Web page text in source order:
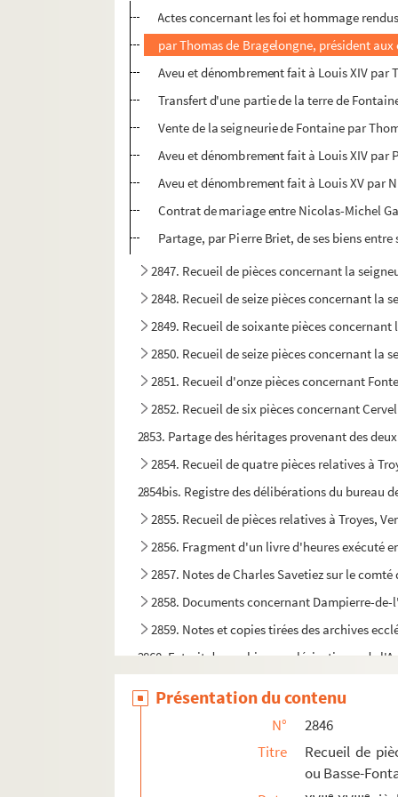
Actes concernant les foi et hommage
par Thomas de Bragelongne, président
Aveu et dénombrement fait à Louis XIV
Transfert d'une partie de la terre de
Vente de la seigneurie de Fontaine par
Aveu et dénombrement fait à Louis XIV
Aveu et dénombrement fait à Louis XV par
Contrat de mariage entre Nicolas-Michel
Partage, par Pierre Briet, de ses biens entre
2847. Recueil de pièces concernant la
2848. Recueil de seize pièces concernant la
2849. Recueil de soixante pièces
2850. Recueil de seize pièces concernant la
2851. Recueil d'onze pièces concernant
2852. Recueil de six pièces concernant
2853. Partage des héritages provenant des
2854. Recueil de quatre pièces relatives à
2854bis. Registre des délibérations du bureau
2855. Recueil de pièces relatives à Troyes,
2856. Fragment d'un livre d'heures exécuté
2857. Notes de Charles Savetiez sur le comté
2858. Documents concernant Dampierre-
2859. Notes et copies tirées des archives
2860. Extrait des archives ecclésiastiques de
2864. Notes diverses, relatives
Présentation du contenu
N°
2846
Titre
Recueil de
ou Basse-